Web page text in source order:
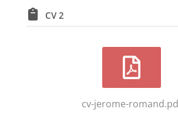
CV 2
cv-jerome-